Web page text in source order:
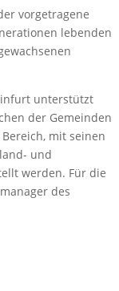
vorgetragene
lebenden
unterstützt
der Gemeinden
mit seinen
und
werden. Für die
des